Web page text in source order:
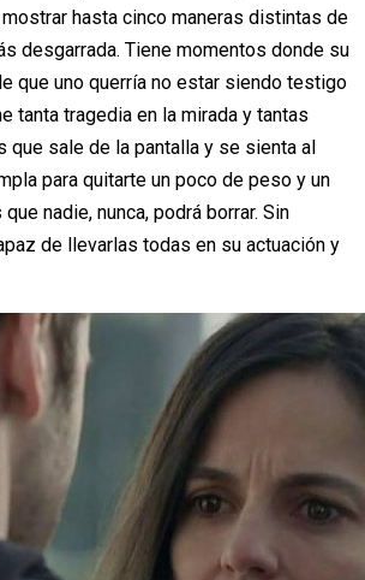
hasta cinco maneras distintas de
desgarrada. Tiene momentos donde su
que uno querría no estar siendo testigo
tanta tragedia en la mirada y tantas
que sale de la pantalla y se sienta al
para quitarte un poco de peso y un
nadie, nunca, podrá borrar. Sin
de llevarlas todas en su actuación y